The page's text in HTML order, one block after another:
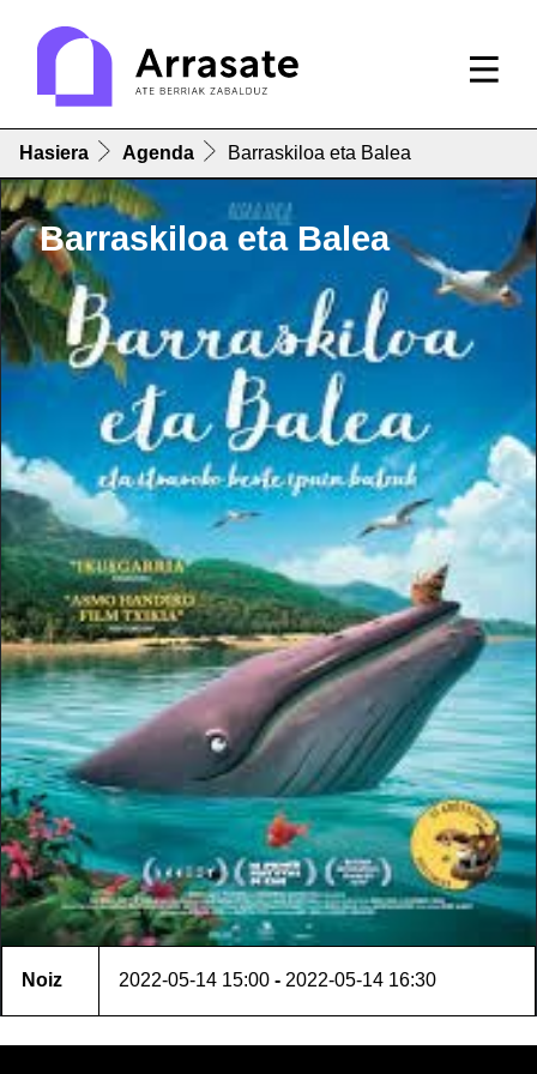
Hasiera Agenda Barraskiloa eta Balea
Barraskiloa eta Balea
Noiz 2022-05-14 15:00 - 2022-05-14 16:30